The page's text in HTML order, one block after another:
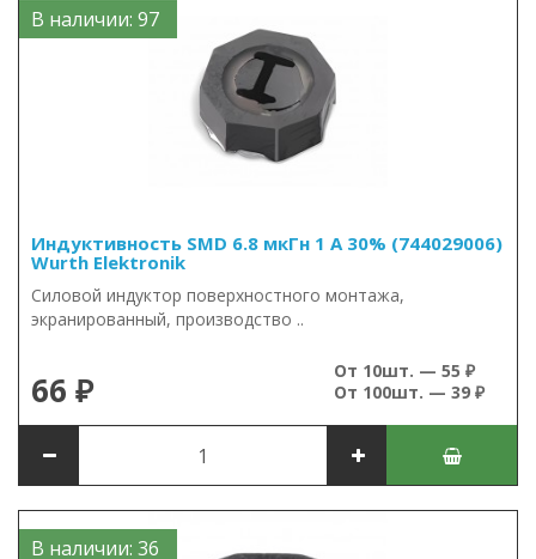
В наличии: 97
Индуктивность SMD 6.8 мкГн 1 А 30% (744029006)
Wurth Elektronik
Силовой индуктор поверхностного монтажа,
экранированный, производство ..
66 ₽
От 10шт. — 55 ₽
От 100шт. — 39 ₽
В наличии: 36